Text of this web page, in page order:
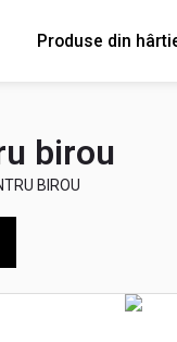
Produse din
birou
BIROU